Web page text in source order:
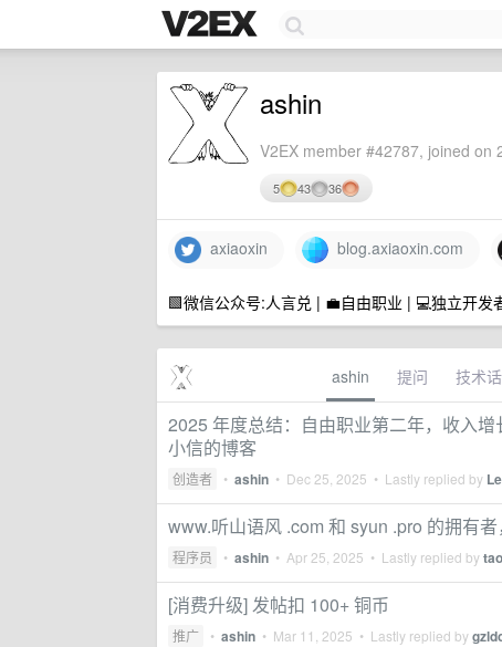
ashin
V2EX member #42787, joined on
5 43 36
axiaoxin blog.axiaoxin.com
🟩微信公众号:人言兑 | 💼自由职业 | 💻独立开
ashin 提问 技术
2025 年度总结：自由职业第二年，收入
小信的博客
创造者 • ashin • Dec 25, 2025 • Lastly replied by
www.听山语风 .com 和 syun .pro 的拥有者
程序员 • ashin • Apr 25, 2025 • Lastly replied by
[消费升级] 发帖扣 100+ 铜币
推广 • ashin • Mar 11, 2025 • Lastly replied by